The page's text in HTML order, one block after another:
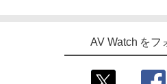
AV Watch をフ